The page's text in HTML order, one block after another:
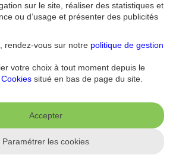
la moins chèreNos récompensesNos
Espace Presse
tarifairesPolitique de
de cookies Paramétrer les cookies Mentions
sur le site, réaliser des statistiques et
ou d’usage et présenter des publicités
rendez-vous sur notre politique de gestion
votre choix à tout moment depuis le
situé en bas de page du site.
Accepter
Paramétrer les cookies